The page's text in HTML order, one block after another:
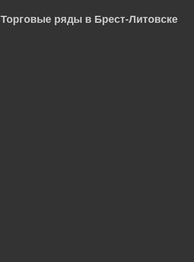
Торговые ряды в Брест-Литовске